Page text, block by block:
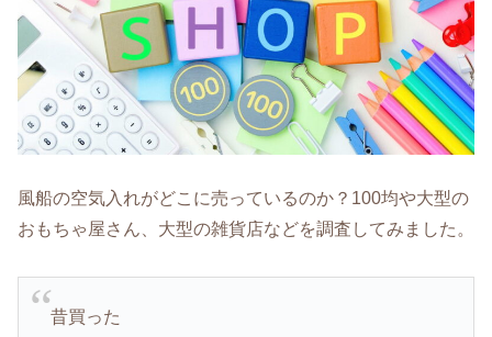
風船の空気入れがどこに売っているのか？100均や大型の
おもちゃ屋さん、大型の雑貨店などを調査してみました。
昔買った